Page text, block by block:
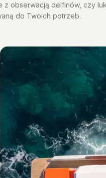
obserwacją delfinów, czy
do Twoich potrzeb.